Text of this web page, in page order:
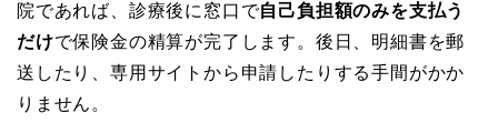
院であれば、診療後に窓口で自己負担額のみを支払う
だけで保険金の精算が完了します。後日、明細書を郵
送したり、専用サイトから申請したりする手間がかか
りません。